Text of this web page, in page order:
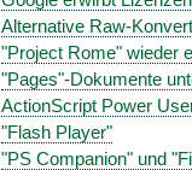
Alternative Raw-
"Project Rome" wieder
"Pages"-Dokumente
ActionScript Power
"Flash Player"
"PS Companion" und